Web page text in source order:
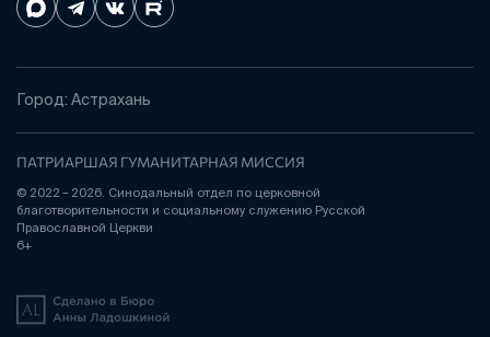
Город: Астрахань
ПАТРИАРШАЯ ГУМАНИТАРНАЯ МИССИЯ
© 2022 – 2026. Синодальный отдел по церковной
благотворительности и социальному служению Русской
Православной Церкви
6+